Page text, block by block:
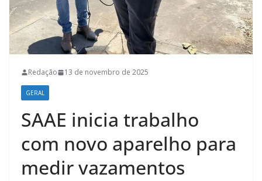
Redação 13 de novembro de 2025
GERAL
SAAE inicia trabalho
com novo aparelho para
medir vazamentos